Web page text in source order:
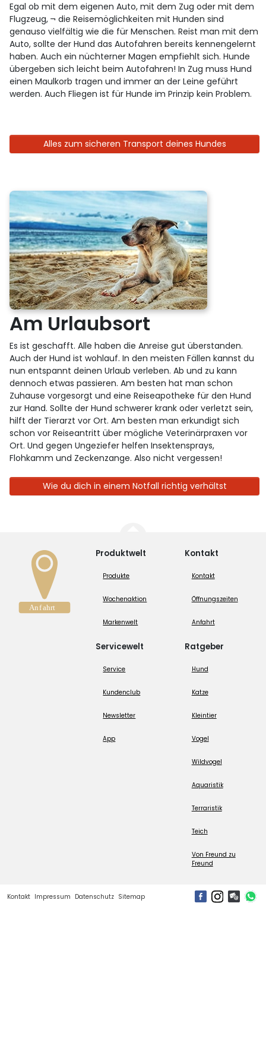
Egal ob mit dem eigenen Auto, mit dem Zug oder mit dem
Flugzeug, ¬ die Reisemöglichkeiten mit Hunden sind
genauso vielfältig wie die für Menschen. Reist man mit dem
Auto, sollte der Hund das Autofahren bereits kennengelernt
haben. Auch ein nüchterner Magen empfiehlt sich. Hunde
übergeben sich leicht beim Autofahren! In Zug muss Hund
einen Maulkorb tragen und immer an der Leine geführt
werden. Auch Fliegen ist für Hunde im Prinzip kein Problem.
Alles zum sicheren Transport deines Hundes
Am Urlaubsort
Es ist geschafft. Alle haben die Anreise gut überstanden.
Auch der Hund ist wohlauf. In den meisten Fällen kannst du
nun entspannt deinen Urlaub verleben. Ab und zu kann
dennoch etwas passieren. Am besten hat man schon
Zuhause vorgesorgt und eine Reiseapotheke für den Hund
zur Hand. Sollte der Hund schwerer krank oder verletzt sein,
hilft der Tierarzt vor Ort. Am besten man erkundigt sich
schon vor Reiseantritt über mögliche Veterinärpraxen vor
Ort. Und gegen Ungeziefer helfen Insektensprays,
Flohkamm und Zeckenzange. Also nicht vergessen!
Wie du dich in einem Notfall richtig verhältst
Produktwelt
Produkte
Wochenaktion
Markenwelt
Servicewelt
Service
Kundenclub
Newsletter
App
Kontakt
Kontakt
Öffnungszeiten
Anfahrt
Ratgeber
Hund
Katze
Kleintier
Vogel
Wildvogel
Aquaristik
Terraristik
Teich
Von Freund zu
Freund
Kontakt Impressum Datenschutz Sitemap